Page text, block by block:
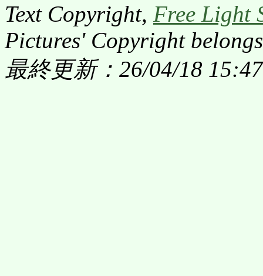
Text Copyright, Free Light
Pictures' Copyright
最終更新：26/04/18 15:47